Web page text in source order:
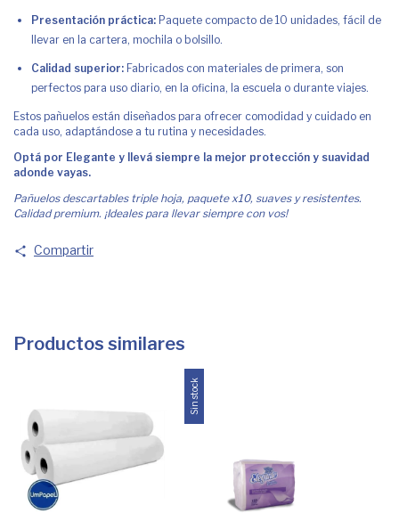
Presentación práctica: Paquete compacto de 10 unidades, fácil de
llevar en la cartera, mochila o bolsillo.
Calidad superior: Fabricados con materiales de primera, son
perfectos para uso diario, en la oficina, la escuela o durante viajes.
Estos pañuelos están diseñados para ofrecer comodidad y cuidado en
cada uso, adaptándose a tu rutina y necesidades.
Optá por Elegante y llevá siempre la mejor protección y suavidad
adonde vayas.
Pañuelos descartables triple hoja, paquete x10, suaves y resistentes.
Calidad premium. ¡Ideales para llevar siempre con vos!
Compartir
Productos similares
Sin stock